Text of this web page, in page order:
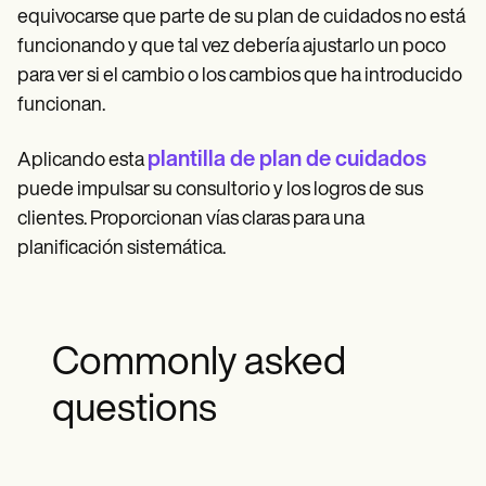
equivocarse que parte de su plan de cuidados no está
funcionando y que tal vez debería ajustarlo un poco
para ver si el cambio o los cambios que ha introducido
funcionan.
Aplicando estaplantilla de plan de cuidados
puede impulsar su consultorio y los logros de sus
clientes. Proporcionan vías claras para una
planificación sistemática.
Commonly asked
questions